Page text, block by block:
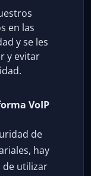
en las
y se les
y evitar
VoIP
de
hay
de utilizar